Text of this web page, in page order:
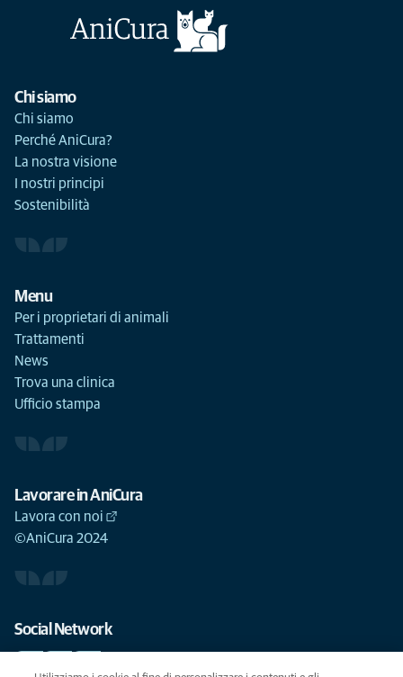
Chi siamo
Chi siamo
Perché AniCura?
La nostra visione
I nostri principi
Sostenibilità
Menu
Per i proprietari di animali
Trattamenti
News
Trova una clinica
Ufficio stampa
Lavorare in AniCura
Lavora con noi
©AniCura 2024
Social Network